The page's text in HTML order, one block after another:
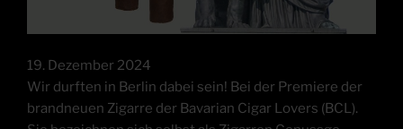
19. Dezem­ber 2024
Wir durf­ten in Ber­lin dabei sein! Bei der Pre­mie­re der
brand­neu­en Zigar­re der Bava­ri­an Cigar Lovers (BCL).